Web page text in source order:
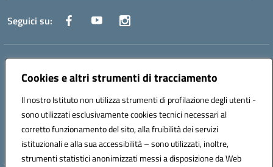
Cookies e altri strumenti di tracciamento
Il nostro Istituto non utilizza strumenti di profilazione degli utenti -
sono utilizzati esclusivamente cookies tecnici necessari al
corretto funzionamento del sito, alla fruibilità dei servizi
istituzionali e alla sua accessibilità – sono utilizzati, inoltre,
strumenti statistici anonimizzati messi a disposizione da Web
Seguici su:
Indirizzo:
Centralino:0882 331218 Email:fgps210002@istruzione.it
Codice fiscale: 93071630714
Codice meccanografico:
FGPS210002
Codice unico di fatturazione (CUF): UF7W9K